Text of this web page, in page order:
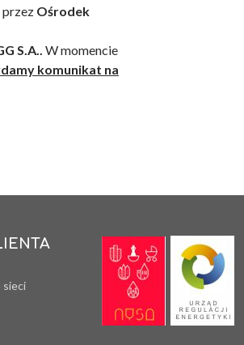
przez Ośrodek
S.A.. W momencie
komunikat na
sieci